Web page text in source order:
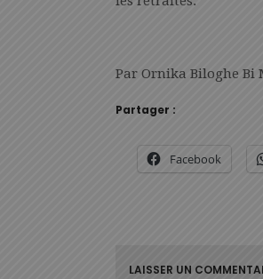
Par Ornika Biloghe Bi
Partager :
Facebook
LAISSER UN